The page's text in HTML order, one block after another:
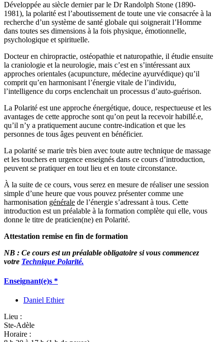
Développée au siècle dernier par le Dr Randolph Stone (1890-
1981), la polarité est l’aboutissement de toute une vie consacrée à la
recherche d’un système de santé globale qui soignerait l’Homme
dans toutes ses dimensions à la fois physique, émotionnelle,
psychologique et spirituelle.
Docteur en chiropractie, ostéopathie et naturopathie, il étudie ensuite
la craniologie et la neurologie, mais c’est en s’intéressant aux
approches orientales (acupuncture, médecine ayurvédique) qu’il
comprit qu’en harmonisant l’énergie vitale de l’individu,
l’intelligence du corps enclenchait un processus d’auto-guérison.
La Polarité est une approche énergétique, douce, respectueuse et les
avantages de cette approche sont qu’on peut la recevoir habillé.e,
qu’il n’y a pratiquement aucune contre-indication et que les
personnes de tous âges peuvent en bénéficier.
La polarité se marie très bien avec toute autre technique de massage
et les touchers en urgence enseignés dans ce cours d’introduction,
peuvent se pratiquer en tout lieu et en toute circonstance.
À la suite de ce cours, vous serez en mesure de réaliser une session
simple d’une heure que vous pouvez présenter comme une
harmonisation générale de l’énergie s’adressant à tous. Cette
introduction est un préalable à la formation complète qui elle, vous
donne le titre de praticien(ne) en Polarité.
Attestation remise en fin de formation
NB : Ce cours est un préalable obligatoire si vous commencez
votre Technique Polarité.
Enseignant(e)s *
Daniel Ethier
Lieu :
Ste-Adèle
Horaire :